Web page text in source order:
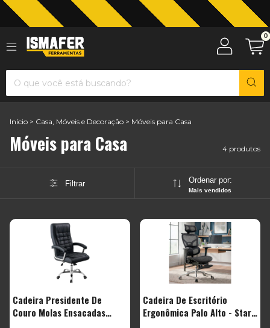
Jardinagem com The Black Tools
0
Início > Casa, Móveis e Decoração > Móveis para Casa
Móveis para Casa 4 produtos
Filtrar Ordenar por:
Mais vendidos
Cadeira Presidente De
Couro Molas Ensacadas
Cadeira De Escritório
Ergonômica Palo Alto - Start